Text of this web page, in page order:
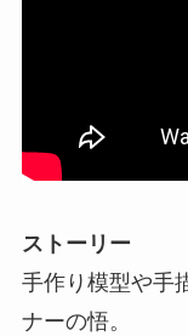
ストーリー
手作り模型や手
ナーの悟。